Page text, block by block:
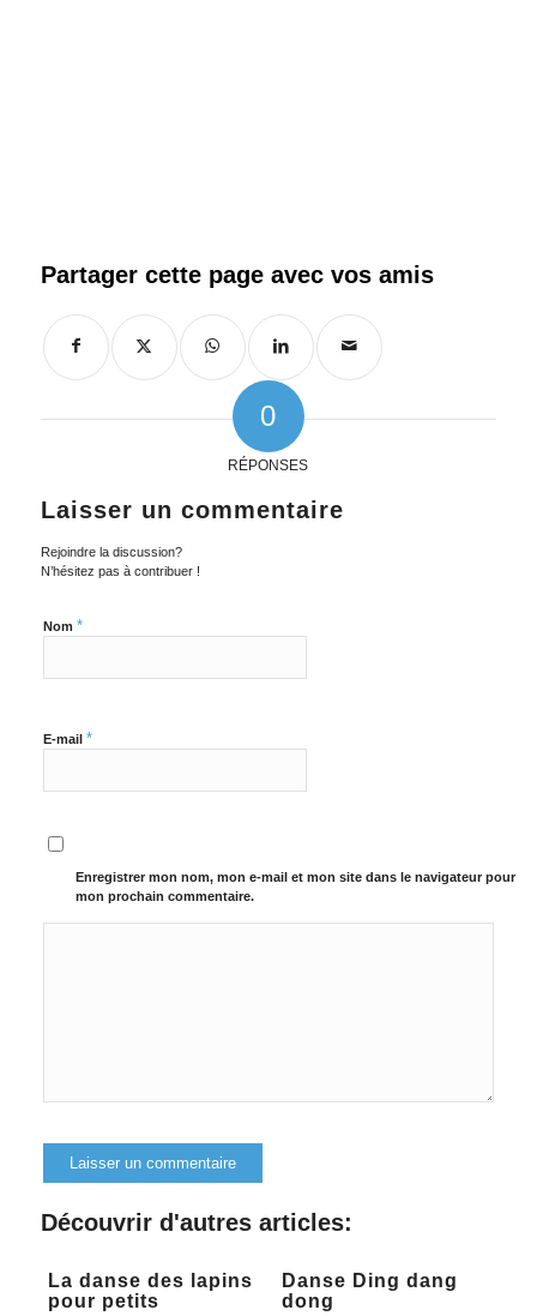
0
RÉPONSES
Laisser un commentaire
Rejoindre la discussion?
N’hésitez pas à contribuer !
Nom *
E-mail *
Enregistrer mon nom, mon e-mail et mon site dans le navigateur pour
mon prochain commentaire.
Alternative:
Découvrir d'autres articles:
La danse des lapins
pour petits
Danse Ding dang
dong